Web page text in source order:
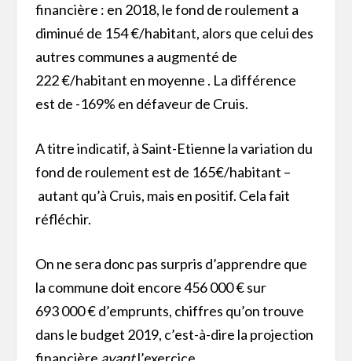
financière : en 2018, le fond de roulement a
diminué de 154 €/habitant, alors que celui des
autres communes a augmenté de
222 €/habitant en moyenne . La différence
est de -169% en défaveur de Cruis.
A titre indicatif, à Saint-Etienne la variation du
fond de roulement est de 165€/habitant –
autant qu’à Cruis, mais en positif. Cela fait
réfléchir.
On ne sera donc pas surpris d’apprendre que
la commune doit encore 456 000 € sur
693 000 € d’emprunts, chiffres qu’on trouve
dans le budget 2019, c’est-à-dire la projection